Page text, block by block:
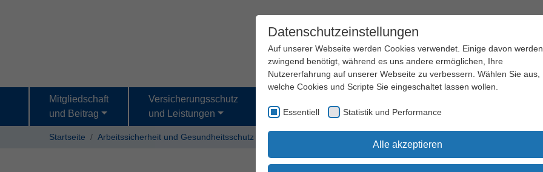
Mitgliedschaft
und Beitrag
Versicherungsschutz
und Leistungen
und Gesundheitsschutz
und Seminare
Startseite Arbeitssicherheit und Gesundheitsschutz
Datenschutzeinstellungen
Auf unserer Webseite werden Cookies verwendet. Einige davon werden
zwingend benötigt, während es uns andere ermöglichen, Ihre
Nutzererfahrung auf unserer Webseite zu verbessern. Wählen Sie aus,
welche Cookies und Scripte Sie eingeschaltet lassen wollen.
Essentiell Statistik und Performance
Alle akzeptieren